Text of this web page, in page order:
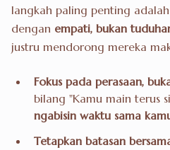
langkah paling penting
dengan empati, bukan
justru mendorong mereka
Fokus pada perasaan,
bilang "Kamu main terus
ngabisin waktu sama
Tetapkan batasan